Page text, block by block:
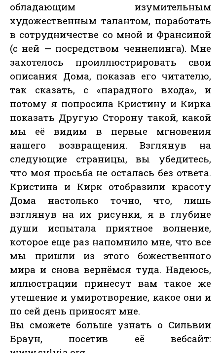
обладающим изумительным
художественным талантом, поработать
в сотрудничестве со мной и Франсиной
(с ней — посредством ченнелинга). Мне
захотелось проиллюстрировать свои
описания Дома, показав его читателю,
так сказать, с «парадного входа», и
потому я попросила Кристину и Кирка
показать Другую Сторону такой, какой
мы её видим в первые мгновения
нашего возвращения. Взглянув на
следующие страницы, вы убедитесь,
что моя просьба не осталась без ответа.
Кристина и Кирк отобразили красоту
Дома настолько точно, что, лишь
взглянув на их рисунки, я в глубине
души испытала приятное волнение,
которое еще раз напомнило мне, что все
мы пришли из этого божественного
мира и снова вернёмся туда. Надеюсь,
иллюстрации принесут вам такое же
утешение и умиротворение, какое они и
по сей день приносят мне.
Вы сможете больше узнать о Сильвии
Браун, посетив её вебсайт: